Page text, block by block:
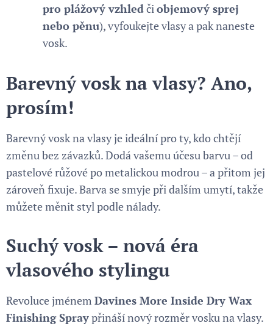
pro plážový vzhledčiobjemový sprej
nebo pěnu), vyfoukejte vlasy a pak naneste
vosk.
Barevný vosk na vlasy? Ano,
prosím!
Barevný vosk na vlasy je ideální pro ty, kdo chtějí
změnu bez závazků. Dodá vašemu účesu barvu – od
pastelové růžové po metalickou modrou – a přitom jej
zároveň fixuje. Barva se smyje při dalším umytí, takže
můžete měnit styl podle nálady.
Suchý vosk – nová éra
vlasového stylingu
Revoluce jménem Davines More Inside Dry Wax
Finishing Spraypřináší nový rozměr vosku na vlasy.